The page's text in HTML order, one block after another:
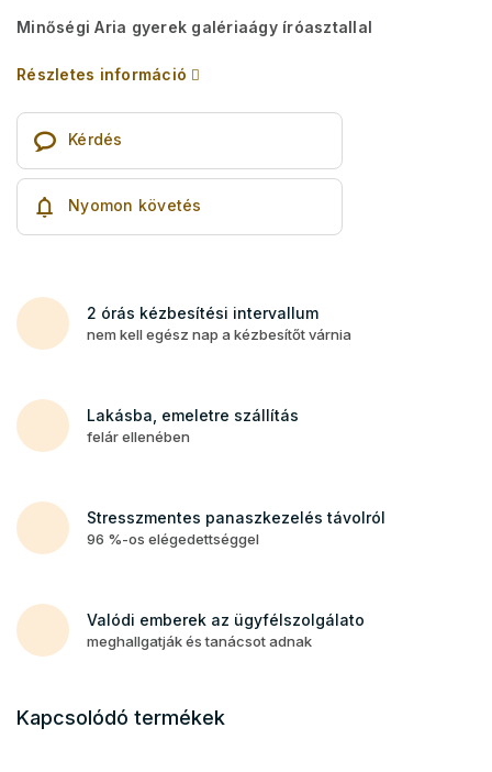
Minőségi Aria gyerek galériaágy íróasztallal
Részletes információ
Kérdés
Nyomon követés
2 órás kézbesítési intervallum
nem kell egész nap a kézbesítőt várnia
Lakásba, emeletre szállítás
felár ellenében
Stresszmentes panaszkezelés távolról
96 %-os elégedettséggel
Valódi emberek az ügyfélszolgálato
meghallgatják és tanácsot adnak
Kapcsolódó termékek